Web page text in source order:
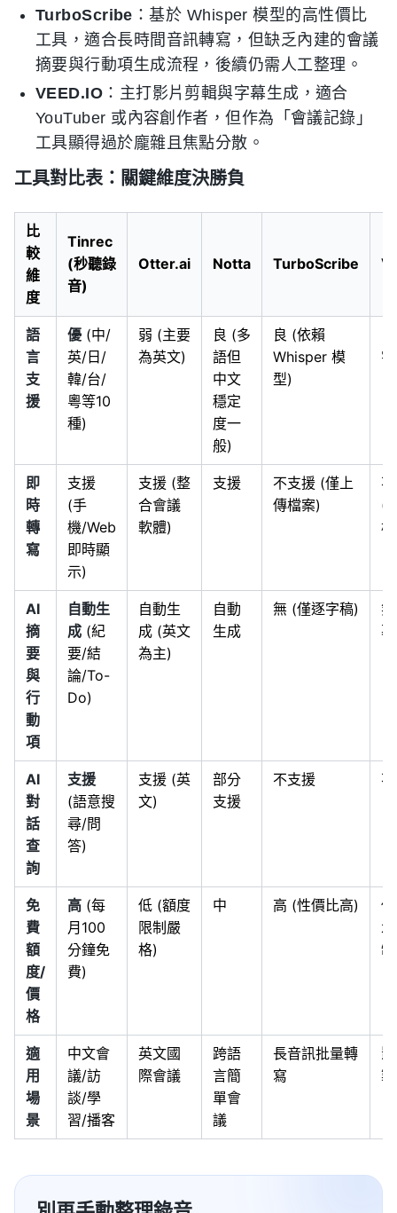
TurboScribe ：基於 Whisper 模型的高性價比
工具，適合長時間音訊轉寫，但缺乏內建的會議
摘要與行動項生成流程，後續仍需人工整理。
VEED.IO ：主打影片剪輯與字幕生成，適合
YouTuber 或內容創作者，但作為「會議記錄」
工具顯得過於龐雜且焦點分散。
工具對比表：關鍵維度決勝負
比
較
維
度
Tinrec
(秒聽錄
音)
Otter.ai Notta TurboScribe
語
言
支
援
優 (中/
英/日/
韓/台/
粵等10
種)
弱 (主要
為英文)
良 (多
語但
中文
穩定
度一
般)
良 (依賴
Whisper 模
型)
即
時
轉
寫
支援
(手
機/Web
即時顯
示)
支援 (整
合會議
軟體)
支援
不支援 (僅上
傳檔案)
(
AI
摘
要
與
行
動
項
自動生
成 (紀
要/結
論/To-
Do)
自動生
成 (英文
為主)
自動
生成
無 (僅逐字稿)
AI
對
話
查
詢
支援
(語意搜
尋/問
答)
支援 (英
文)
部分
支援
不支援
免
費
額
度/
價
格
高 (每
月100
分鐘免
費)
低 (額度
限制嚴
格)
中 高 (性價比高)
適
用
場
景
中文會
議/訪
談/學
習/播客
英文國
際會議
跨語
言簡
單會
議
長音訊批量轉
寫